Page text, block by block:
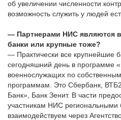
об увеличении численности
возможность служить у людей
— Партнерами НИС являются
банки или крупные тоже?
— Практически все крупнейшие
сегодняшний день в программе
военнослужащих по
программам. Это Сбербанк,
Банк», Банк Зенит. В части
участникам НИС
взаимодействуем через